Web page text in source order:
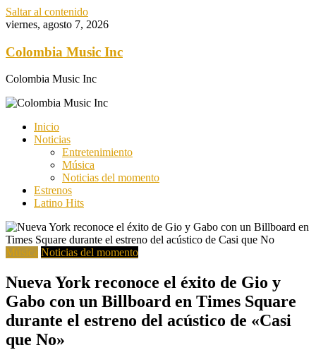
Saltar al contenido
viernes, agosto 7, 2026
Colombia Music Inc
Colombia Music Inc
Inicio
Noticias
Entretenimiento
Música
Noticias del momento
Estrenos
Latino Hits
Música Noticias del momento
Nueva York reconoce el éxito de Gio y
Gabo con un Billboard en Times Square
durante el estreno del acústico de «Casi
que No»